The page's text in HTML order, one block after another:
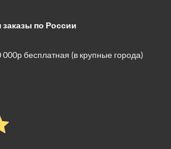
по России
000р бесплатная (в крупные города)